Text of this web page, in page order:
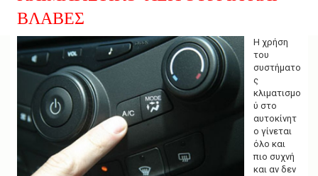
i
n
ΒΛΑΒΕΣ
H χρήση
του
συστήματο
ς
κλιματισμο
ύ στο
αυτοκίνητ
ο γίνεται
όλο και
πιο συχνή
και αν δεν